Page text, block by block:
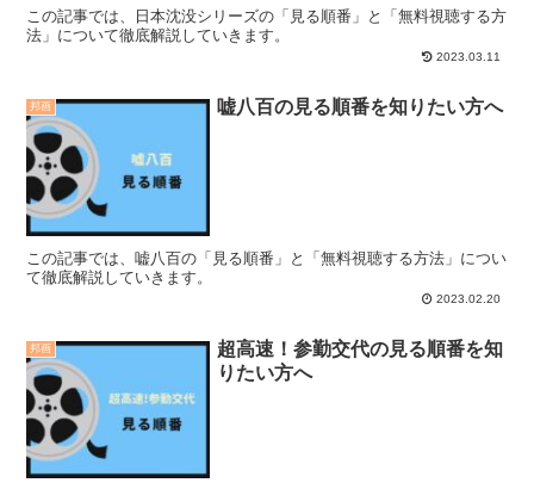
この記事では、日本沈没シリーズの「見る順番」と「無料視聴する方
法」について徹底解説していきます。
2023.03.11
邦画 嘘八百の見る順番を知りたい方へ
この記事では、嘘八百の「見る順番」と「無料視聴する方法」につい
て徹底解説していきます。
2023.02.20
邦画
超高速！参勤交代の見る順番を知
りたい方へ